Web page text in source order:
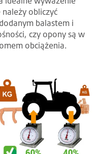
należy obliczyć
balastem i
czy opony są w
obciążenia.